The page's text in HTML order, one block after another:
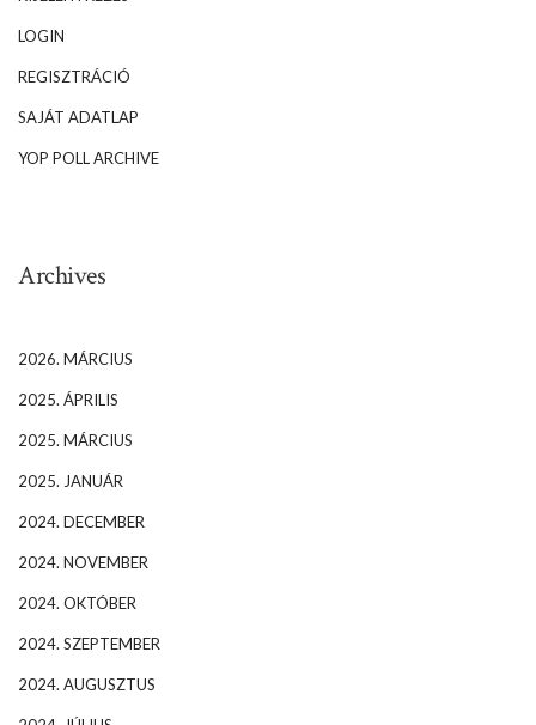
LOGIN
REGISZTRÁCIÓ
SAJÁT ADATLAP
YOP POLL ARCHIVE
Archives
2026. MÁRCIUS
2025. ÁPRILIS
2025. MÁRCIUS
2025. JANUÁR
2024. DECEMBER
2024. NOVEMBER
2024. OKTÓBER
2024. SZEPTEMBER
2024. AUGUSZTUS